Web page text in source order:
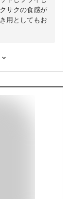
サクの食感が
用としてもお